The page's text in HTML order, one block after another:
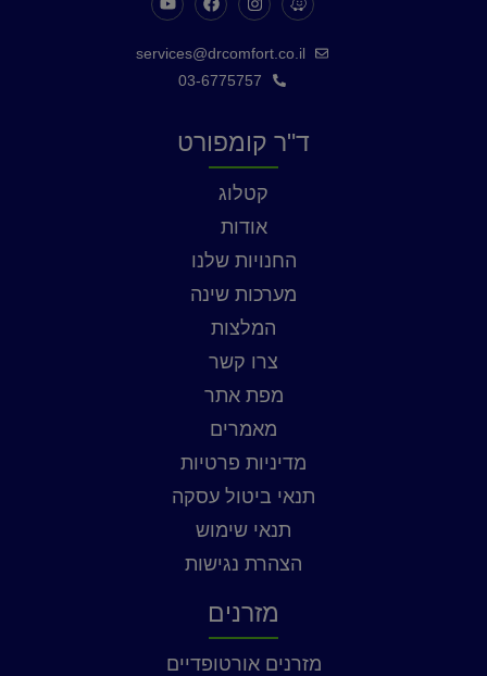
services@drcomfort.co.il
03-6775757
ד"ר קומפורט
קטלוג
אודות
החנויות שלנו
מערכות שינה
המלצות
צרו קשר
מפת אתר
מאמרים
מדיניות פרטיות
תנאי ביטול עסקה
תנאי שימוש
הצהרת נגישות
מזרנים
מזרנים אורטופדיים